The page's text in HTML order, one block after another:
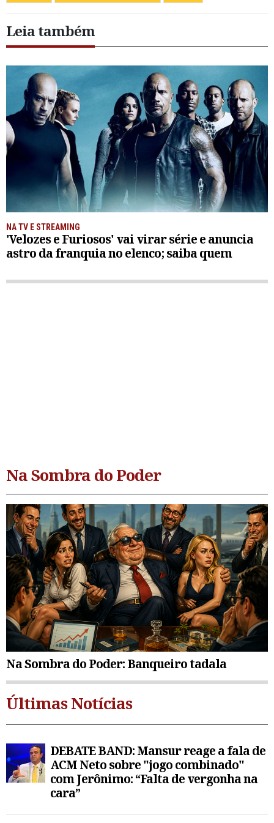
Leia também
NA TV E STREAMING
'Velozes e Furiosos' vai virar série e anuncia
astro da franquia no elenco; saiba quem
Na Sombra do Poder
Na Sombra do Poder: Banqueiro tadala
Últimas Notícias
DEBATE BAND: Mansur reage a fala de
ACM Neto sobre "jogo combinado"
com Jerônimo: “Falta de vergonha na
cara”